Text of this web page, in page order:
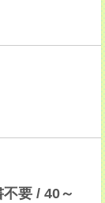
要 / 40～